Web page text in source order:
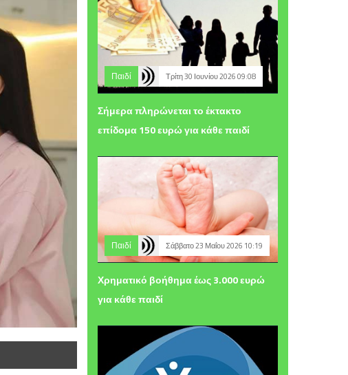
Παιδί Τρίτη 30 Ιουνίου 2026 09:08
Σήμερα πληρώνεται το έκτακτο
επίδομα 150 ευρώ για κάθε παιδί
Παιδί Σάββατο 23 Μαΐου 2026 10:19
Χρηματικό βοήθημα έως 3.000 ευρώ
για κάθε παιδί